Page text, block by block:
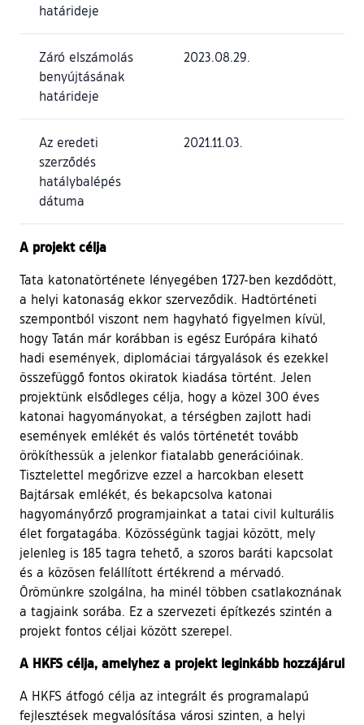
határideje
Záró elszámolás
benyújtásának
határideje
2023.08.29.
Az eredeti
szerződés
hatálybalépés
dátuma
2021.11.03.
A projekt célja
Tata katonatörténete lényegében 1727-ben kezdődött,
a helyi katonaság ekkor szerveződik. Hadtörténeti
szempontból viszont nem hagyható figyelmen kívül,
hogy Tatán már korábban is egész Európára kiható
hadi események, diplomáciai tárgyalások és ezekkel
összefüggő fontos okiratok kiadása történt. Jelen
projektünk elsődleges célja, hogy a közel 300 éves
katonai hagyományokat, a térségben zajlott hadi
események emlékét és valós történetét tovább
örökíthessük a jelenkor fiatalabb generációinak.
Tisztelettel megőrizve ezzel a harcokban elesett
Bajtársak emlékét, és bekapcsolva katonai
hagyományőrző programjainkat a tatai civil kulturális
élet forgatagába. Közösségünk tagjai között, mely
jelenleg is 185 tagra tehető, a szoros baráti kapcsolat
és a közösen felállított értékrend a mérvadó.
Örömünkre szolgálna, ha minél többen csatlakoznának
a tagjaink sorába. Ez a szervezeti építkezés szintén a
projekt fontos céljai között szerepel.
A HKFS célja, amelyhez a projekt leginkább hozzájárul
A HKFS átfogó célja az integrált és programalapú
fejlesztések megvalósítása városi szinten, a helyi